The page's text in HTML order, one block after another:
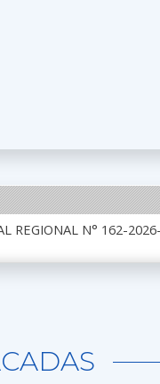
REGIONAL N° 162-